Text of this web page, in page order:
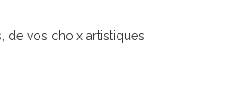
de vos choix artistiques